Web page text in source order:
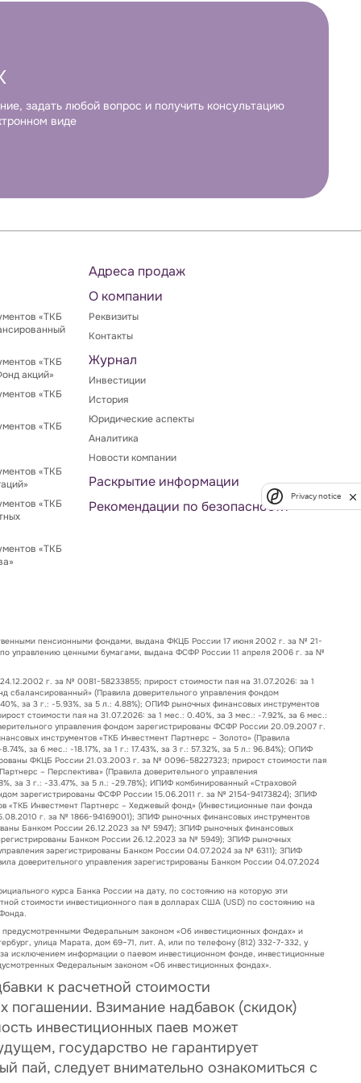
задать любой вопрос и получить консультацию
виде
«ТКБ
«ТКБ
акций»
«ТКБ
«ТКБ
«ТКБ
«ТКБ
«ТКБ
Адреса продаж
О компании
Реквизиты
Контакты
Журнал
Инвестиции
История
Юридические аспекты
Аналитика
Новости компании
Раскрытие информации
Рекомендации по безопасности
пенсионными фондами, выдана ФКЦБ России 17 июня 2002 г. за № 21-
управлению ценными бумагами, выдана ФСФР России 11 апреля 2006 г. за №
г. за № 0081-58233855; прирост стоимости пая на 31.07.2026: за 1
сбалансированный» (Правила доверительного управления фондом
за 3 г.: -5.93%, за 5 л.: 4.88%); ОПИФ рыночных финансовых инструментов
стоимости пая на 31.07.2026: за 1 мес.: 0.40%, за 3 мес.: -7.92%, за 6 мес.:
управления фондом зарегистрированы ФСФР России 20.09.2007 г.
инструментов «ТКБ Инвестмент Партнерс – Золото» (Правила
за 6 мес.: -18.17%, за 1 г.: 17.43%, за 3 г.: 57.32%, за 5 л.: 96.84%); ОПИФ
ФКЦБ России 21.03.2003 г. за № 0096-58227323; прирост стоимости пая
– Перспектива» (Правила доверительного управления
за 3 г.: -33.47%, за 5 л.: -29.78%); ИПИФ комбинированный «Страховой
зарегистрированы ФСФР России 15.06.2011 г. за № 2154-94173824); ЗПИФ
«ТКБ Инвестмент Партнерс – Хеджевый фонд» (Инвестиционные паи фонда
г. за № 1866-94169001); ЗПИФ рыночных финансовых инструментов
Банком России 26.12.2023 за № 5947); ЗПИФ рыночных финансовых
Банком России 26.12.2023 за № 5949); ЗПИФ рыночных
зарегистрированы Банком России 04.07.2024 за № 6311); ЗПИФ
доверительного управления зарегистрированы Банком России 04.07.2024
курса Банка России на дату, по состоянию на которую эти
стоимости инвестиционного пая в долларах США (USD) по состоянию на
Федеральным законом «Об инвестиционных фондах» и
улица Марата, дом 69–71, лит. А, или по телефону (812) 332-7-332, у
исключением информации о паевом инвестиционном фонде, инвестиционные
Федеральным законом «Об инвестиционных фондах».
к расчетной стоимости
погашении. Взимание надбавок (скидок)
инвестиционных паев может
государство не гарантирует
пай, следует внимательно ознакомиться с
Privacy notice